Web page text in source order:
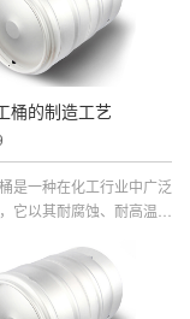
，并深入分析其卫生、安
展的特点。一、不锈钢医
腐蚀性：不锈钢具有优异
能够抵抗化学药品的...
桶的制造工艺
是一种在化工行业中广泛
它以其耐腐蚀、耐高温、
文将从不锈钢化工桶的材
、应用领域等方面进行探
解这一重要的化工容器。